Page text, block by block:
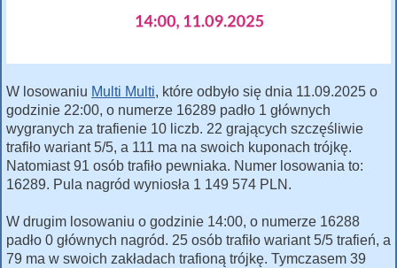
W losowaniu Multi Multi, które odbyło się dnia 11.09.2025 o
godzinie 22:00, o numerze 16289 padło 1 głównych
wygranych za trafienie 10 liczb. 22 grających szczęśliwie
trafiło wariant 5/5, a 111 ma na swoich kuponach trójkę.
Natomiast 91 osób trafiło pewniaka. Numer losowania to:
16289. Pula nagród wyniosła 1 149 574 PLN.
W drugim losowaniu o godzinie 14:00, o numerze 16288
padło 0 głównych nagród. 25 osób trafiło wariant 5/5 trafień, a
79 ma w swoich zakładach trafioną trójkę. Tymczasem 39